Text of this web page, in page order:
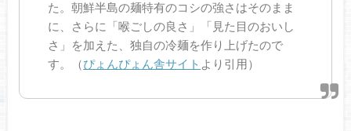
た。朝鮮半島の麺特有のコシの強さはそのまま
に、さらに「喉ごしの良さ」「見た目のおいし
さ」を加えた、独自の冷麺を作り上げたので
す。（ぴょんぴょん舎サイト より引用）